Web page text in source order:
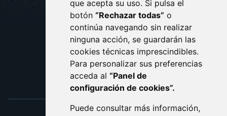
que acepta su uso. Si pulsa el
botón “Rechazar todas” o
continúa navegando sin realizar
ninguna acción, se guardarán las
cookies técnicas imprescindibles.
Para personalizar sus preferencias
acceda al “Panel de
configuración de cookies”.
Puede consultar más información,
PROTECCIÓN DE DATOS
POLÍTICA DE COOKIES
ACCESIBILIDAD
ENLACE EXTERNO AL